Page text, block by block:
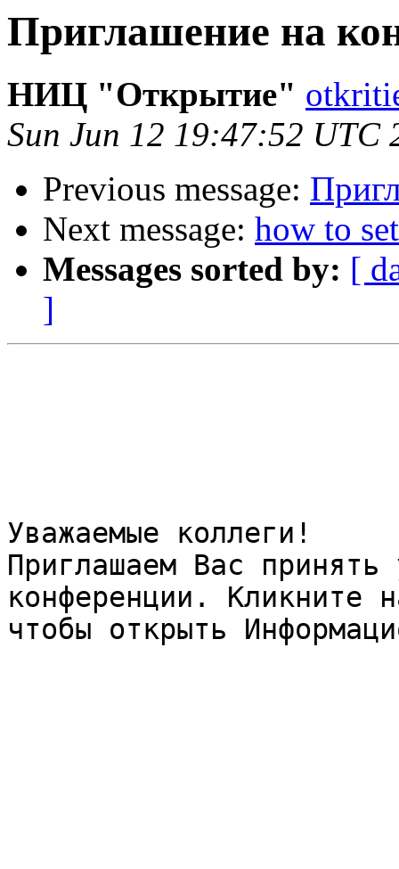
Приглашение на
НИЦ "Открытие"
Sun Jun 12 19:47:52 UTC
Previous message:
Next message: how to
Messages sorted by: [
]
Уважаемые коллеги!
Приглашаем Вас
конференции. Кликните
чтобы открыть